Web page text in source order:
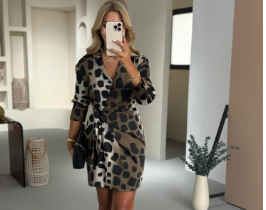
Bültenimize Abone Olun,
Fırsatları İlk Siz Yakalayın!
İndirim ve fırsatlardan ilk sizin haberiniz olsun, kayıt
olun ve avantajlardan yararlanın!